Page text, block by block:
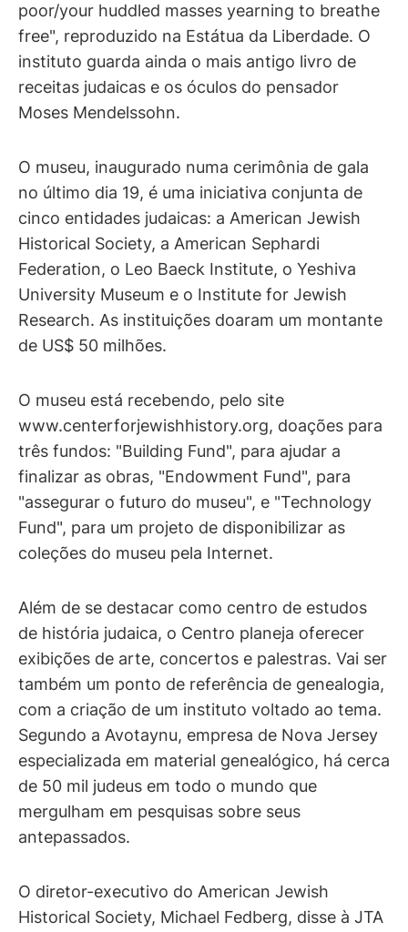
poor/your huddled masses yearning to breathe
free", reproduzido na Estátua da Liberdade. O
instituto guarda ainda o mais antigo livro de
receitas judaicas e os óculos do pensador
Moses Mendelssohn.
O museu, inaugurado numa cerimônia de gala
no último dia 19, é uma iniciativa conjunta de
cinco entidades judaicas: a American Jewish
Historical Society, a American Sephardi
Federation, o Leo Baeck Institute, o Yeshiva
University Museum e o Institute for Jewish
Research. As instituições doaram um montante
de US$ 50 milhões.
O museu está recebendo, pelo site
www.centerforjewishhistory.org, doações para
três fundos: "Building Fund", para ajudar a
finalizar as obras, "Endowment Fund", para
"assegurar o futuro do museu", e "Technology
Fund", para um projeto de disponibilizar as
coleções do museu pela Internet.
Além de se destacar como centro de estudos
de história judaica, o Centro planeja oferecer
exibições de arte, concertos e palestras. Vai ser
também um ponto de referência de genealogia,
com a criação de um instituto voltado ao tema.
Segundo a Avotaynu, empresa de Nova Jersey
especializada em material genealógico, há cerca
de 50 mil judeus em todo o mundo que
mergulham em pesquisas sobre seus
antepassados.
O diretor-executivo do American Jewish
Historical Society, Michael Fedberg, disse à JTA